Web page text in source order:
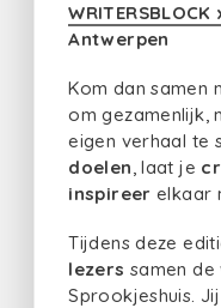
Antwerpen
Kom dan samen
om gezamenlijk,
eigen verhaal te
doelen, laat je
inspireer elkaar
Tijdens deze
lezers samen
Sprookjeshuis.